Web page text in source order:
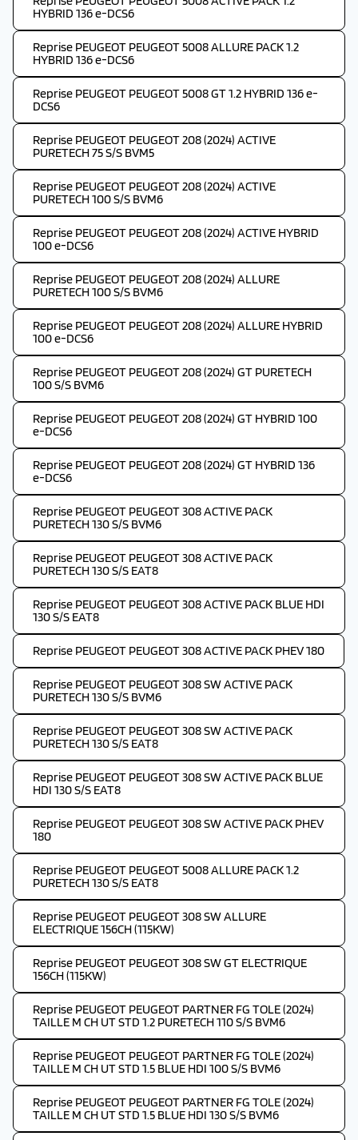
HYBRID 136 e-DCS6
Reprise PEUGEOT PEUGEOT 5008 ALLURE PACK 1.2
HYBRID 136 e-DCS6
Reprise PEUGEOT PEUGEOT 5008 GT 1.2 HYBRID 136 e-
DCS6
Reprise PEUGEOT PEUGEOT 208 (2024) ACTIVE
PURETECH 75 S/S BVM5
Reprise PEUGEOT PEUGEOT 208 (2024) ACTIVE
PURETECH 100 S/S BVM6
Reprise PEUGEOT PEUGEOT 208 (2024) ACTIVE HYBRID
100 e-DCS6
Reprise PEUGEOT PEUGEOT 208 (2024) ALLURE
PURETECH 100 S/S BVM6
Reprise PEUGEOT PEUGEOT 208 (2024) ALLURE HYBRID
100 e-DCS6
Reprise PEUGEOT PEUGEOT 208 (2024) GT PURETECH
100 S/S BVM6
Reprise PEUGEOT PEUGEOT 208 (2024) GT HYBRID 100
e-DCS6
Reprise PEUGEOT PEUGEOT 208 (2024) GT HYBRID 136
e-DCS6
Reprise PEUGEOT PEUGEOT 308 ACTIVE PACK
PURETECH 130 S/S BVM6
Reprise PEUGEOT PEUGEOT 308 ACTIVE PACK
PURETECH 130 S/S EAT8
Reprise PEUGEOT PEUGEOT 308 ACTIVE PACK BLUE HDI
130 S/S EAT8
Reprise PEUGEOT PEUGEOT 308 ACTIVE PACK PHEV 180
Reprise PEUGEOT PEUGEOT 308 SW ACTIVE PACK
PURETECH 130 S/S BVM6
Reprise PEUGEOT PEUGEOT 308 SW ACTIVE PACK
PURETECH 130 S/S EAT8
Reprise PEUGEOT PEUGEOT 308 SW ACTIVE PACK BLUE
HDI 130 S/S EAT8
Reprise PEUGEOT PEUGEOT 308 SW ACTIVE PACK PHEV
180
Reprise PEUGEOT PEUGEOT 5008 ALLURE PACK 1.2
PURETECH 130 S/S EAT8
Reprise PEUGEOT PEUGEOT 308 SW ALLURE
ELECTRIQUE 156CH (115KW)
Reprise PEUGEOT PEUGEOT 308 SW GT ELECTRIQUE
156CH (115KW)
Reprise PEUGEOT PEUGEOT PARTNER FG TOLE (2024)
TAILLE M CH UT STD 1.2 PURETECH 110 S/S BVM6
Reprise PEUGEOT PEUGEOT PARTNER FG TOLE (2024)
TAILLE M CH UT STD 1.5 BLUE HDI 100 S/S BVM6
Reprise PEUGEOT PEUGEOT PARTNER FG TOLE (2024)
TAILLE M CH UT STD 1.5 BLUE HDI 130 S/S BVM6